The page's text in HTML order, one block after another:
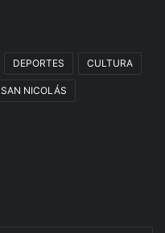
DEPORTES CULTURA
SAN NICOLÁS